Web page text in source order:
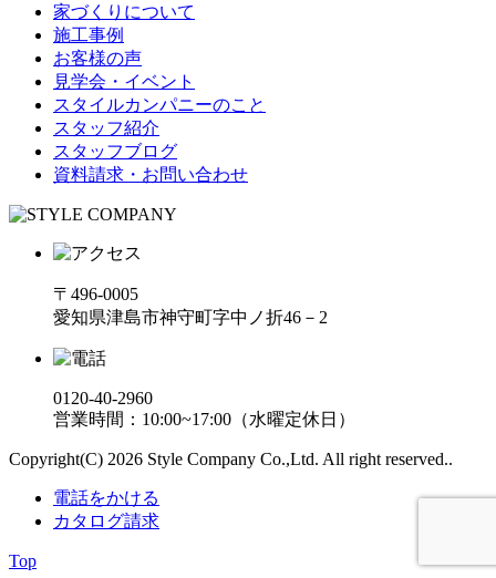
家づくりについて
施工事例
お客様の声
見学会・イベント
スタイルカンパニーのこと
スタッフ紹介
スタッフブログ
資料請求・お問い合わせ
〒496-0005
愛知県津島市神守町字中ノ折46－2
0120-40-2960
営業時間：10:00~17:00（水曜定休日）
Copyright(C) 2026 Style Company Co.,Ltd. All right reserved..
電話をかける
カタログ請求
Top